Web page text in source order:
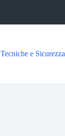
Tecniche e Sicurezza